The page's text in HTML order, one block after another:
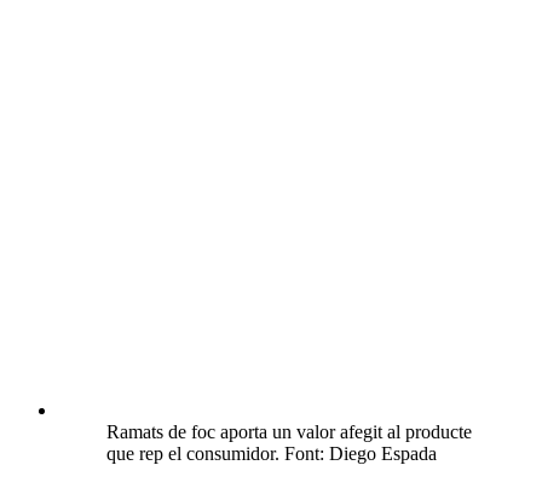
Ramats de foc aporta un valor afegit al producte
que rep el consumidor. Font: Diego Espada